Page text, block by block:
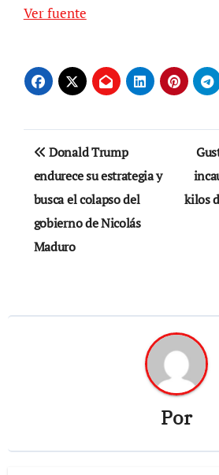
Ver fuente
Navegación
de
entradas
Donald Trump
endurece su estrategia y
busca el colapso del
gobierno de Nicolás
Maduro
kilos
Por